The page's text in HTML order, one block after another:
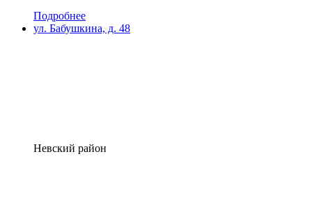
Подробнее
ул. Бабушкина, д. 48
Невский район